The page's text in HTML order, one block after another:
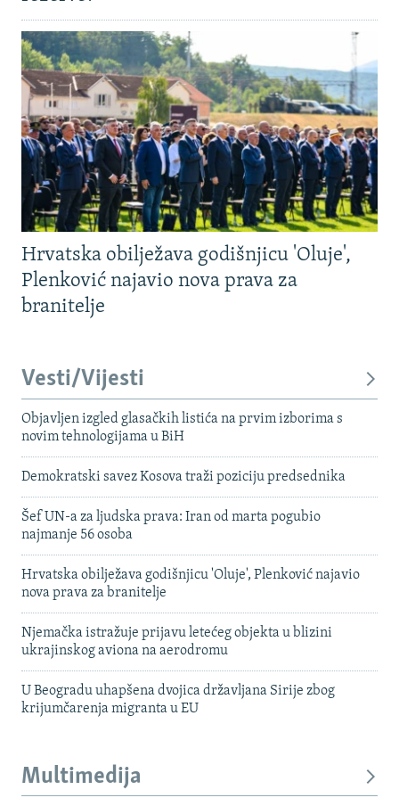
Hrvatska obilježava godišnjicu 'Oluje',
Plenković najavio nova prava za
branitelje
Vesti/Vijesti
Objavljen izgled glasačkih listića na prvim izborima s
novim tehnologijama u BiH
Demokratski savez Kosova traži poziciju predsednika
Šef UN-a za ljudska prava: Iran od marta pogubio
najmanje 56 osoba
Hrvatska obilježava godišnjicu 'Oluje', Plenković najavio
nova prava za branitelje
Njemačka istražuje prijavu letećeg objekta u blizini
ukrajinskog aviona na aerodromu
U Beogradu uhapšena dvojica državljana Sirije zbog
krijumčarenja migranta u EU
Multimedija